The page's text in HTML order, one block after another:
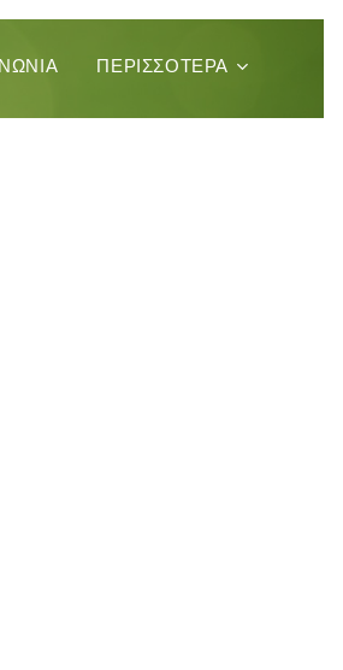
ΠΕΡΙΣΣΌΤΕΡΑ